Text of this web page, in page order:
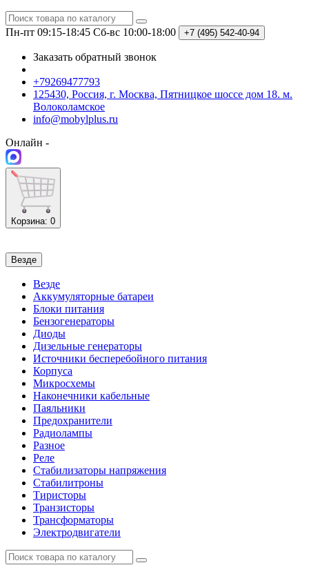
Пн-пт 09:15-18:45 Сб-вс 10:00-18:00 +7 (495) 542-40-94
Заказать обратный звонок
+79269477793
125430, Россия, г. Москва, Пятницкое шоссе дом 18. м.
Волоколамское
info@mobylplus.ru
Онлайн -
Корзина: 0
Везде
Везде
Аккумуляторные батареи
Блоки питания
Бензогенераторы
Диоды
Дизельные генераторы
Источники бесперебойного питания
Корпуса
Микросхемы
Наконечники кабельные
Паяльники
Предохранители
Радиолампы
Разное
Реле
Стабилизаторы напряжения
Стабилитроны
Тиристоры
Транзисторы
Трансформаторы
Электродвигатели